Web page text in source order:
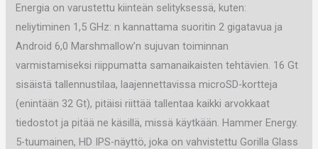
Energia on varustettu kiinteän selityksessä, kuten:
neliytiminen 1,5 GHz: n kannattama suoritin 2 gigatavua ja
Android 6,0 Marshmallow’n sujuvan toiminnan
varmistamiseksi riippumatta samanaikaisten tehtävien. 16 Gt
sisäistä tallennustilaa, laajennettavissa microSD-kortteja
(enintään 32 Gt), pitäisi riittää tallentaa kaikki arvokkaat
tiedostot ja pitää ne käsillä, missä käytkään. Hammer Energy.
5-tuumainen, HD IPS-näyttö, joka on vahvistettu Gorilla Glass